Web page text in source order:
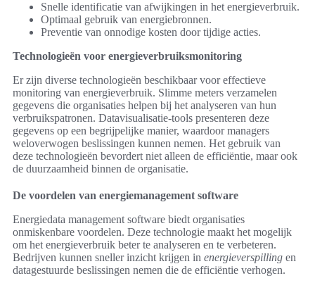
Snelle identificatie van afwijkingen in het energieverbruik.
Optimaal gebruik van energiebronnen.
Preventie van onnodige kosten door tijdige acties.
Technologieën voor energieverbruiksmonitoring
Er zijn diverse technologieën beschikbaar voor effectieve
monitoring van energieverbruik. Slimme meters verzamelen
gegevens die organisaties helpen bij het analyseren van hun
verbruikspatronen. Datavisualisatie-tools presenteren deze
gegevens op een begrijpelijke manier, waardoor managers
weloverwogen beslissingen kunnen nemen. Het gebruik van
deze technologieën bevordert niet alleen de efficiëntie, maar ook
de duurzaamheid binnen de organisatie.
De voordelen van energiemanagement software
Energiedata management software biedt organisaties
onmiskenbare voordelen. Deze technologie maakt het mogelijk
om het energieverbruik beter te analyseren en te verbeteren.
Bedrijven kunnen sneller inzicht krijgen in energieverspilling en
datagestuurde beslissingen nemen die de efficiëntie verhogen.